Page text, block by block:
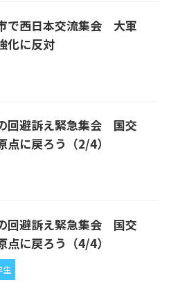
で西日本交流集会 大軍
化に反対
回避訴え緊急集会 国交
点に戻ろう（2/4）
回避訴え緊急集会 国交
点に戻ろう（4/4）
生